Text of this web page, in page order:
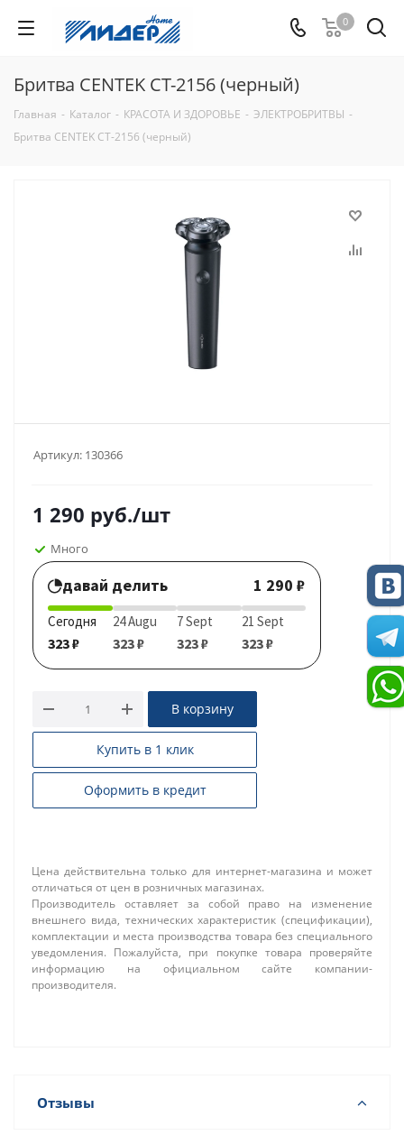
0
Бритва CENTEK CT-2156 (черный)
Главная - Каталог - КРАСОТА И ЗДОРОВЬЕ - ЭЛЕКТРОБРИТВЫ -
Бритва CENTEK CT-2156 (черный)
Артикул: 130366
1 290 руб./шт
Много
давай делить 1 290 ₽
Сегодня
323 ₽
24 Augu
323 ₽
7 Sept
323 ₽
21 Sept
323 ₽
В корзину
Купить в 1 клик
Оформить в кредит
Цена действительна только для интернет-магазина и может
отличаться от цен в розничных магазинах.
Производитель оставляет за собой право на изменение
внешнего вида, технических характеристик (спецификации),
комплектации и места производства товара без специального
уведомления. Пожалуйста, при покупке товара проверяйте
информацию на официальном сайте компании-
производителя.
Отзывы